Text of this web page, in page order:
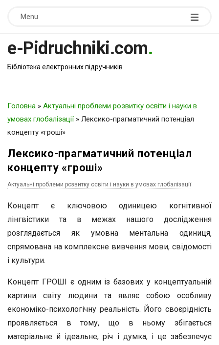
Menu
e-Pidruchniki.com.
Бібліотека електронних підручників
Головна » Актуальні проблеми розвитку освіти і науки в
умовах глобалізації » Лексико-прагматичний потенціал
концепту «гроші»
Лексико-прагматичний потенціал
концепту «гроші»
Актуальні проблеми розвитку освіти і науки в умовах глобалізації
Концепт є ключовою одиницею когнітивної
лінгвістики та в межах нашого дослідження
розглядається як умовна ментальна одиниця,
спрямована на комплексне вивчення мови, свідомості
і культури.
Концепт ГРОШІ є одним із базових у концептуальній
картини світу людини та являє собою особливу
економіко-психологічну реальність. Його своєрідність
проявляється в тому, що в ньому збігається
матеріальне й ідеальне, річ і думка, і це забезпечує